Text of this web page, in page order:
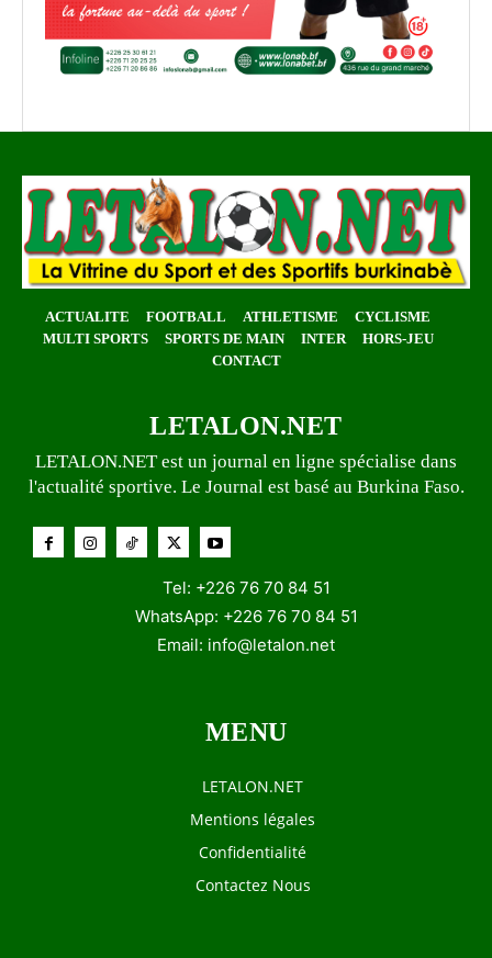
ACTUALITE FOOTBALL ATHLETISME
CYCLISME
MULTI SPORTS
SPORTS DE MAIN INTER
HORS-JEU
CONTACT
LETALON.NET
LETALON.NET est un journal en ligne spécialise dans
l'actualité sportive. Le Journal est basé au Burkina Faso.
Tel: +226 76 70 84 51
WhatsApp: +226 76 70 84 51
Email: info@letalon.net
MENU
LETALON.NET
Mentions légales
Confidentialité
Contactez Nous